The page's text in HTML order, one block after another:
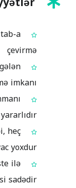
a
çevirmə
imkanı
heç
yoxdur
ilə
sadədir